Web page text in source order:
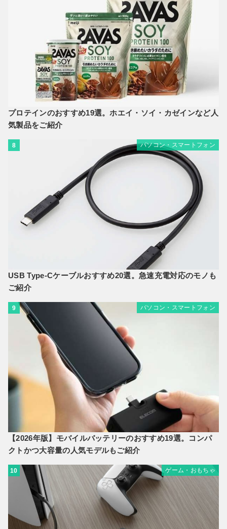
プロテインのおすすめ19選。ホエイ・ソイ・カゼインなど人
気製品をご紹介
8 パソコン・スマートフォン
USB Type-Cケーブルおすすめ20選。急速充電対応のモノも
ご紹介
9 パソコン・スマートフォン
【2026年版】モバイルバッテリーのおすすめ19選。コンパ
クトかつ大容量の人気モデルもご紹介
10 ゲーム・おもちゃ